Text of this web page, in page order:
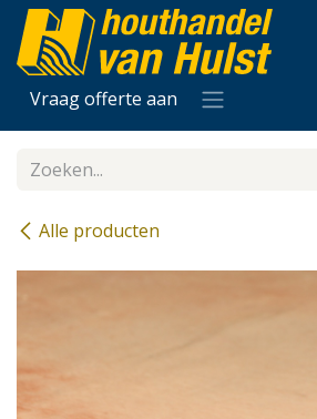
Overslaan naar inhoud
Vraag offerte aan
Alle producten